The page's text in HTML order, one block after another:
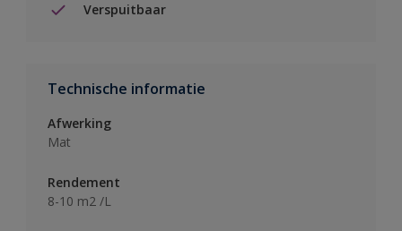
Verspuitbaar
Technische informatie
Afwerking
Mat
Rendement
8-10 m2 /L